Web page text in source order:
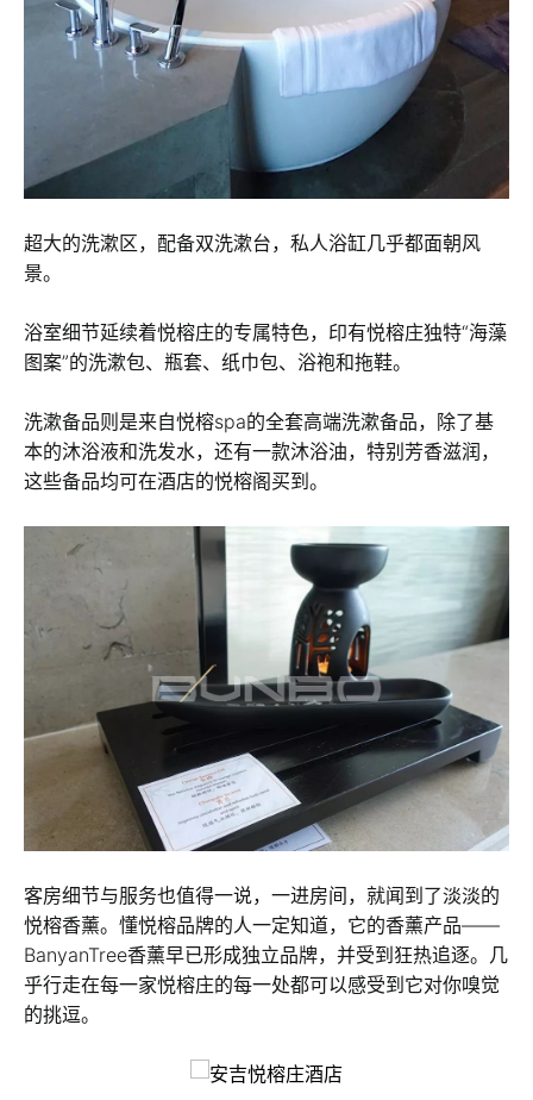
超大的洗漱区，配备双洗漱台，私人浴缸几乎都面朝风
景。
浴室细节延续着悦榕庄的专属特色，印有悦榕庄独特“海藻
图案”的洗漱包、瓶套、纸巾包、浴袍和拖鞋。
洗漱备品则是来自悦榕spa的全套高端洗漱备品，除了基
本的沐浴液和洗发水，还有一款沐浴油，特别芳香滋润，
这些备品均可在酒店的悦榕阁买到。
客房细节与服务也值得一说，一进房间，就闻到了淡淡的
悦榕香薰。懂悦榕品牌的人一定知道，它的香薰产品——
BanyanTree香薰早已形成独立品牌，并受到狂热追逐。几
乎行走在每一家悦榕庄的每一处都可以感受到它对你嗅觉
的挑逗。